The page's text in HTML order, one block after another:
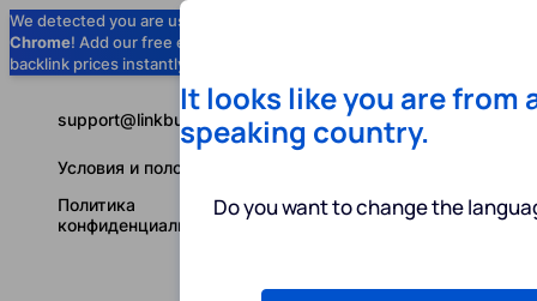
We detected you are using
Chrome! Add our free extension to check
backlink prices instantly as you browse.
support@linkbuilder.com
Условия и положения
Политика
конфиденциальности
It looks like you are from
speaking country.
Do you want to change the